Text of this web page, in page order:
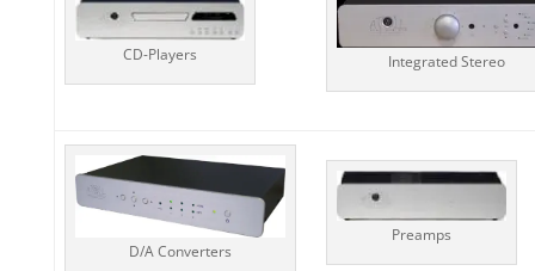
CD-Players Integrated Stereo
D/A Converters
Preamps